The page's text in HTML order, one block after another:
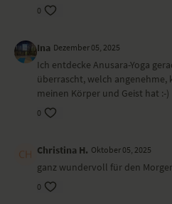
Meditation
Du verbindest dich mit dem Fluß
fü Atemzug in deinem Körper an.
Ort und Ausstattung
ist es möglich, dass die Video- oder
YogaEasy-Qualität entspricht.
0
Ina Dezember 05, 2025
Ich entdecke Anusara-Yoga
überrascht, welch angenehme,
meinen Körper und Geist hat :-)
0
Christina H. Oktober 05, 2025
ganz wundervoll für den
0